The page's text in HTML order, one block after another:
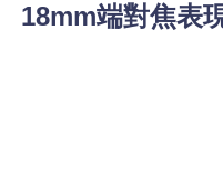
18mm端對焦表